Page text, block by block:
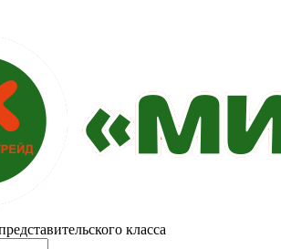
класса